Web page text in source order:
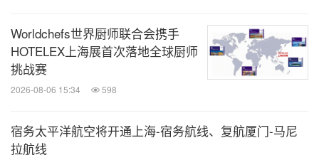
至78层，刷新了青岛地区的酒店高度，于酒店居停的
宾客可在云端欣赏壮丽辽阔的黄海景色和风景如画的
海滨城市景观。酒店毗邻湛蓝的浮山湾，这片海域清
宾客在酒店亦可远眺五四广场、八大关、青岛奥帆中
心等青岛标志性景观。酒店整体面积超过47,850平方
Worldchefs世界厨师联合会携手
HOTELEX上海展首次落地全球厨师
挑战赛
2026-08-06 15:34 598
宿务太平洋航空将开通上海-宿务航线、复航厦门-马尼
拉航线